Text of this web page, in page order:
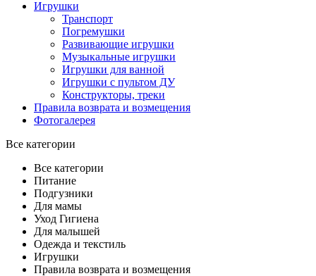
Игрушки
Транспорт
Погремушки
Развивающие игрушки
Музыкальные игрушки
Игрушки для ванной
Игрушки с пультом ДУ
Конструкторы, треки
Правила возврата и возмещения
Фотогалерея
Все категории
Все категории
Питание
Подгузники
Для мамы
Уход Гигиена
Для малышей
Одежда и текстиль
Игрушки
Правила возврата и возмещения